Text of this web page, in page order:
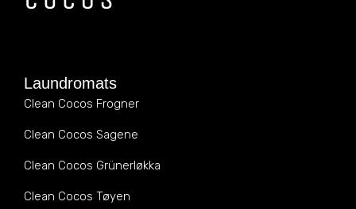
Laundromats
Clean Cocos Frogner
Clean Cocos Sagene
Clean Cocos Grünerløkka
Clean Cocos Tøyen